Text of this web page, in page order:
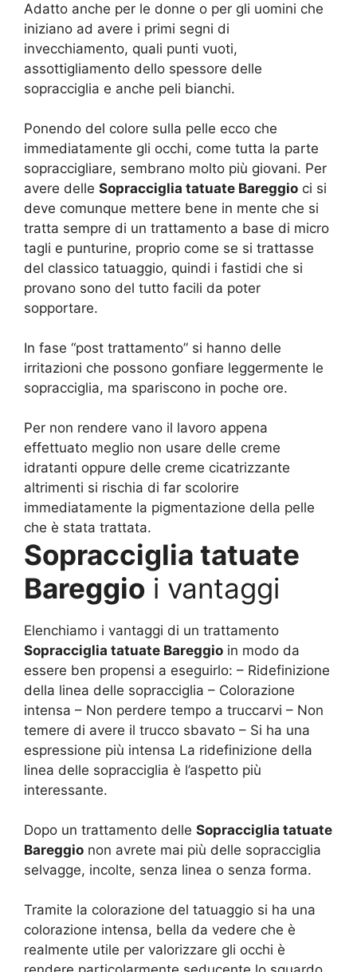
Adatto anche per le donne o per gli uomini che
iniziano ad avere i primi segni di
invecchiamento, quali punti vuoti,
assottigliamento dello spessore delle
sopracciglia e anche peli bianchi.
Ponendo del colore sulla pelle ecco che
immediatamente gli occhi, come tutta la parte
sopraccigliare, sembrano molto più giovani. Per
avere delle Sopracciglia tatuate Bareggio ci si
deve comunque mettere bene in mente che si
tratta sempre di un trattamento a base di micro
tagli e punturine, proprio come se si trattasse
del classico tatuaggio, quindi i fastidi che si
provano sono del tutto facili da poter
sopportare.
In fase “post trattamento” si hanno delle
irritazioni che possono gonfiare leggermente le
sopracciglia, ma spariscono in poche ore.
Per non rendere vano il lavoro appena
effettuato meglio non usare delle creme
idratanti oppure delle creme cicatrizzante
altrimenti si rischia di far scolorire
immediatamente la pigmentazione della pelle
che è stata trattata.
Sopracciglia tatuate
Bareggio i vantaggi
Elenchiamo i vantaggi di un trattamento
Sopracciglia tatuate Bareggio in modo da
essere ben propensi a eseguirlo: – Ridefinizione
della linea delle sopracciglia – Colorazione
intensa – Non perdere tempo a truccarvi – Non
temere di avere il trucco sbavato – Si ha una
espressione più intensa La ridefinizione della
linea delle sopracciglia è l’aspetto più
interessante.
Dopo un trattamento delle Sopracciglia tatuate
Bareggio non avrete mai più delle sopracciglia
selvagge, incolte, senza linea o senza forma.
Tramite la colorazione del tatuaggio si ha una
colorazione intensa, bella da vedere che è
realmente utile per valorizzare gli occhi è